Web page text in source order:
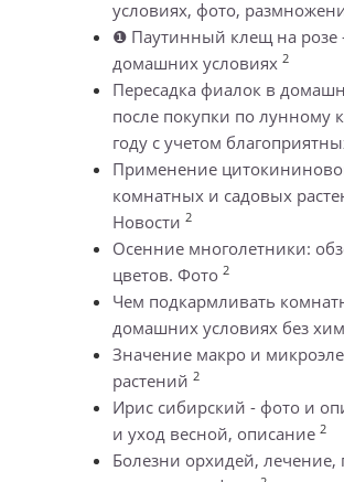
условиях, фото,
❶ Паутинный клещ на розе
домашних условиях 2
Пересадка фиалок в
после покупки по лунному
году с учетом
Применение
комнатных и садовых
Новости 2
Осенние многолетники:
цветов. Фото 2
Чем подкармливать
домашних условиях без
Значение макро и
растений 2
Ирис сибирский - фото и
и уход весной, описание 2
Болезни орхидей,